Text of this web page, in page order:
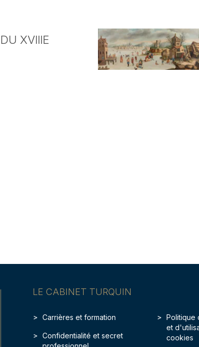
XVIIIE
LE CABINET TURQUIN
Carrières et formation
Confidentialité et secret
Politique
et
cookies